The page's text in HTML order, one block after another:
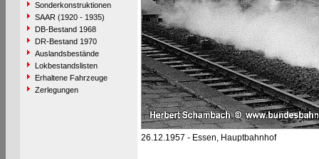
Sonderkonstruktionen
SAAR (1920 - 1935)
DB-Bestand 1968
DR-Bestand 1970
Auslandsbestände
Lokbestandslisten
Erhaltene Fahrzeuge
Zerlegungen
26.12.1957 - Essen, Hauptbahnhof